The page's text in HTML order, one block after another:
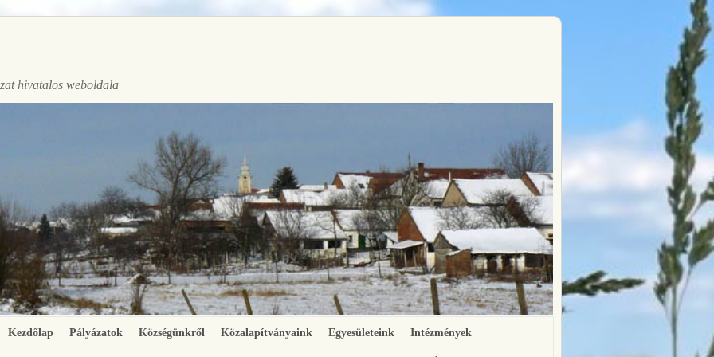
hivatalos weboldala
Kezdőlap Pályázatok Községünkről Közalapítványaink Egyesületeink Intézmények